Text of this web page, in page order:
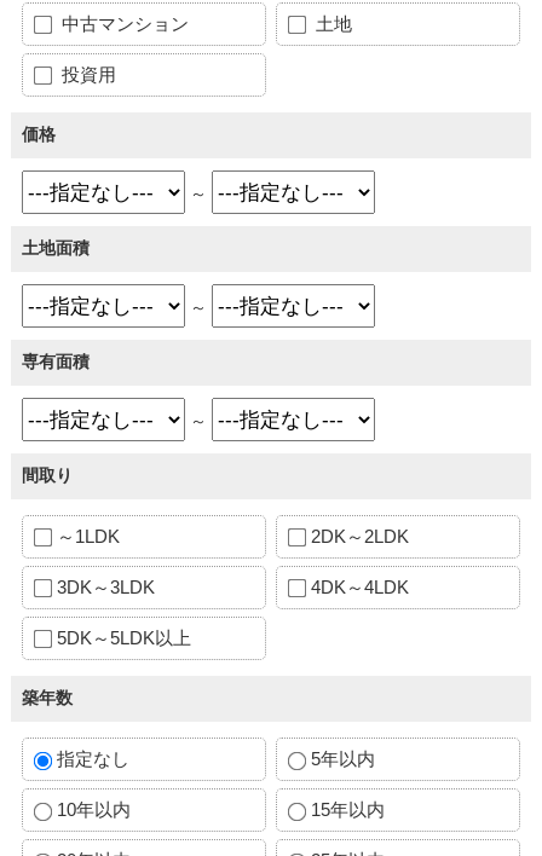
中古マンション 土地
投資用
価格
～
土地面積
～
専有面積
～
間取り
～1LDK 2DK～2LDK
3DK～3LDK 4DK～4LDK
5DK～5LDK以上
築年数
指定なし 5年以内
10年以内 15年以内